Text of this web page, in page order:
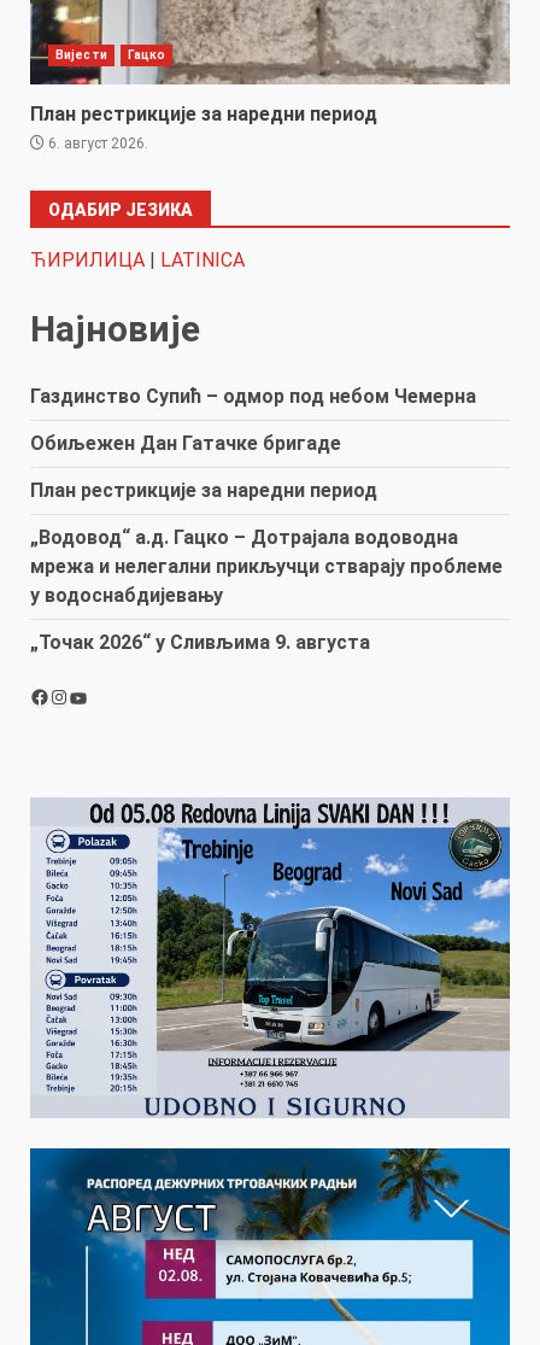
Вијести Гацко
План рестрикције за наредни период
6. август 2026.
ОДАБИР ЈЕЗИКА
ЋИРИЛИЦА LATINICA
Најновије
Газдинство Супић – одмор под небом Чемерна
Обиљежен Дан Гатачке бригаде
План рестрикције за наредни период
„Водовод“ а.д. Гацко – Дотрајала водоводна
мрежа и нелегални прикључци стварају проблеме
у водоснабдијевању
„Точак 2026“ у Сливљима 9. августа
Facebook
Instagram
YouTube